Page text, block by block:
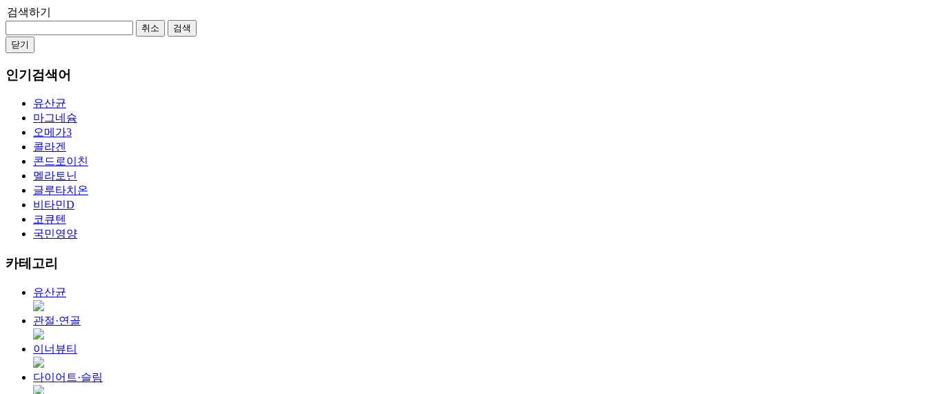
검색하기
취소
검색
닫기
인기검색어
유산균
마그네슘
오메가3
콜라겐
콘드로이친
멜라토닌
글루타치온
비타민D
코큐텐
국민영양
카테고리
유산균
관절·연골
이너뷰티
다이어트·슬림